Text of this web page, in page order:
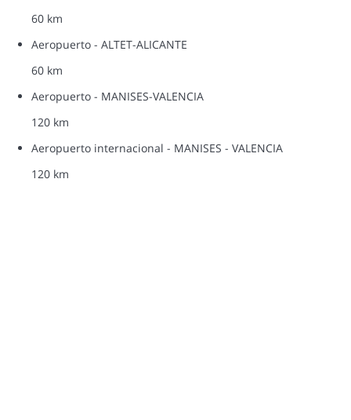
60 km
Aeropuerto - ALTET-ALICANTE
60 km
Aeropuerto - MANISES-VALENCIA
120 km
Aeropuerto internacional - MANISES - VALENCIA
120 km